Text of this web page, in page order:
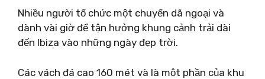
Nhiều người tổ chức một chuyến dã ngoại và
dành vài giờ để tận hưởng khung cảnh trải dài
đến Ibiza vào những ngày đẹp trời.
Các vách đá cao 160 mét và là một phần của khu